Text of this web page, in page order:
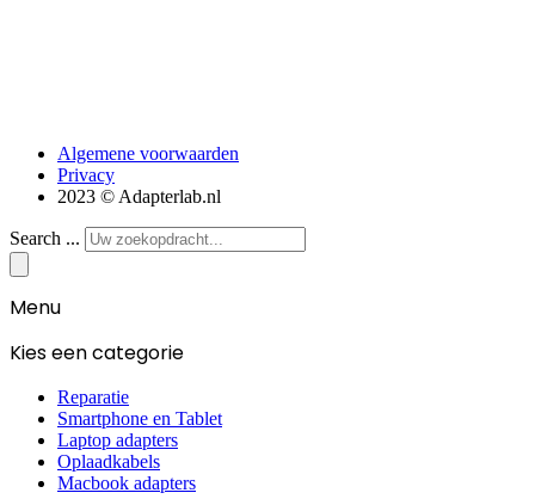
Algemene voorwaarden
Privacy
2023 © Adapterlab.nl
Search ...
Menu
Kies een categorie
Reparatie
Smartphone en Tablet
Laptop adapters
Oplaadkabels
Macbook adapters